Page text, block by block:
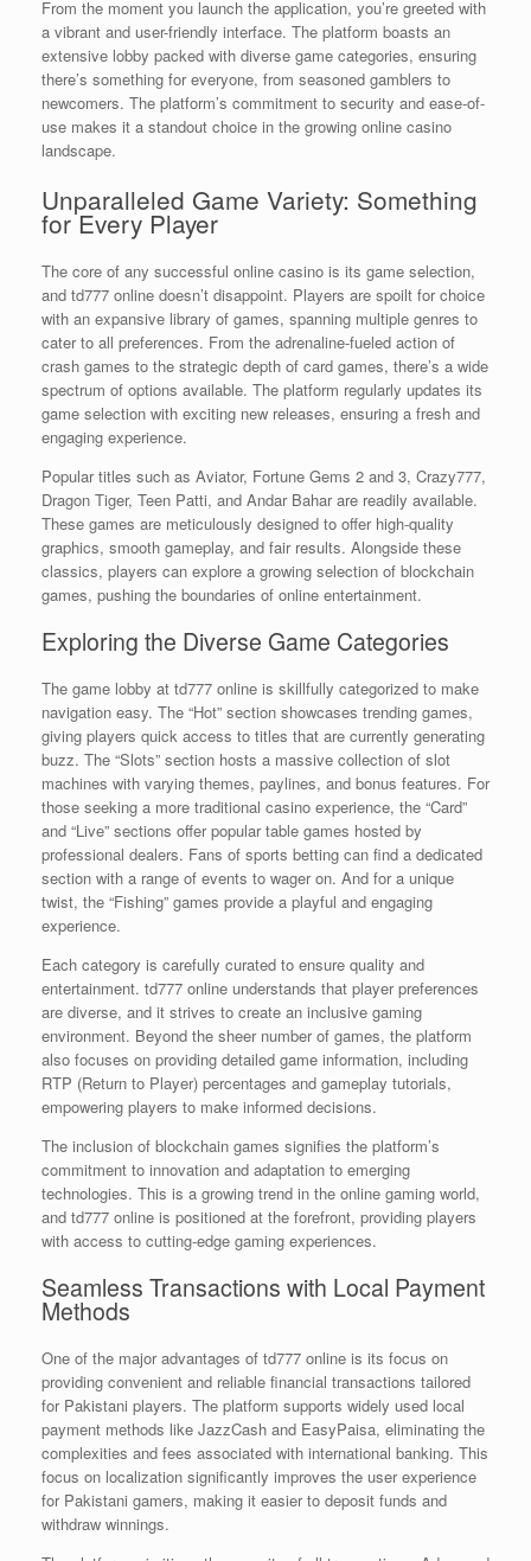
From the moment you launch the application, you’re greeted with
a vibrant and user-friendly interface. The platform boasts an
extensive lobby packed with diverse game categories, ensuring
there’s something for everyone, from seasoned gamblers to
newcomers. The platform’s commitment to security and ease-of-
use makes it a standout choice in the growing online casino
landscape.
Unparalleled Game Variety: Something
for Every Player
The core of any successful online casino is its game selection,
and td777 online doesn’t disappoint. Players are spoilt for choice
with an expansive library of games, spanning multiple genres to
cater to all preferences. From the adrenaline-fueled action of
crash games to the strategic depth of card games, there’s a wide
spectrum of options available. The platform regularly updates its
game selection with exciting new releases, ensuring a fresh and
engaging experience.
Popular titles such as Aviator, Fortune Gems 2 and 3, Crazy777,
Dragon Tiger, Teen Patti, and Andar Bahar are readily available.
These games are meticulously designed to offer high-quality
graphics, smooth gameplay, and fair results. Alongside these
classics, players can explore a growing selection of blockchain
games, pushing the boundaries of online entertainment.
Exploring the Diverse Game Categories
The game lobby at td777 online is skillfully categorized to make
navigation easy. The “Hot” section showcases trending games,
giving players quick access to titles that are currently generating
buzz. The “Slots” section hosts a massive collection of slot
machines with varying themes, paylines, and bonus features. For
those seeking a more traditional casino experience, the “Card”
and “Live” sections offer popular table games hosted by
professional dealers. Fans of sports betting can find a dedicated
section with a range of events to wager on. And for a unique
twist, the “Fishing” games provide a playful and engaging
experience.
Each category is carefully curated to ensure quality and
entertainment. td777 online understands that player preferences
are diverse, and it strives to create an inclusive gaming
environment. Beyond the sheer number of games, the platform
also focuses on providing detailed game information, including
RTP (Return to Player) percentages and gameplay tutorials,
empowering players to make informed decisions.
The inclusion of blockchain games signifies the platform’s
commitment to innovation and adaptation to emerging
technologies. This is a growing trend in the online gaming world,
and td777 online is positioned at the forefront, providing players
with access to cutting-edge gaming experiences.
Seamless Transactions with Local Payment
Methods
One of the major advantages of td777 online is its focus on
providing convenient and reliable financial transactions tailored
for Pakistani players. The platform supports widely used local
payment methods like JazzCash and EasyPaisa, eliminating the
complexities and fees associated with international banking. This
focus on localization significantly improves the user experience
for Pakistani gamers, making it easier to deposit funds and
withdraw winnings.